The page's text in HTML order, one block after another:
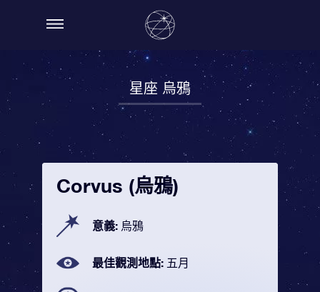
星座 烏鴉
Corvus (烏鴉)
意義: 烏鴉
最佳觀測地點: 五月